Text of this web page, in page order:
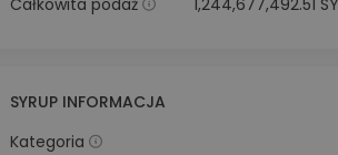
Całkowita podaż
1,244,677,492.51
SYRUP INFORMACJA
Kategoria